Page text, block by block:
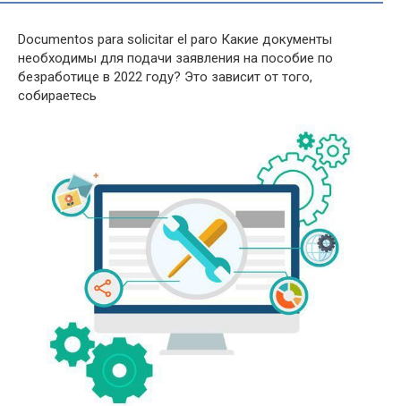
Documentos para solicitar el paro Какие документы
необходимы для подачи заявления на пособие по
безработице в 2022 году? Это зависит от того,
собираетесь